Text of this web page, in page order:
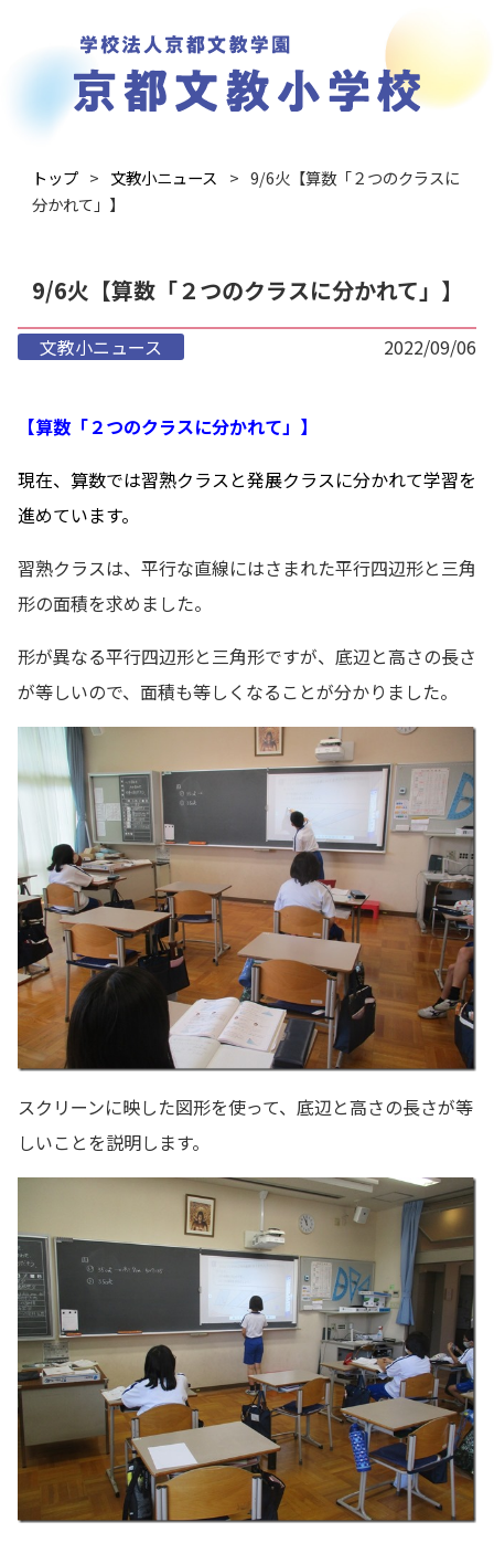
トップ 文教小ニュース
9/6火【算数「２つのクラスに
分かれて」】
9/6火【算数「２つのクラスに分かれて」】
文教小ニュース 2022/09/06
【算数「２つのクラスに分かれて」】
現在、算数では習熟クラスと発展クラスに分かれて学習を
進めています。
習熟クラスは、平行な直線にはさまれた平行四辺形と三角
形の面積を求めました。
形が異なる平行四辺形と三角形ですが、底辺と高さの長さ
が等しいので、面積も等しくなることが分かりました。
スクリーンに映した図形を使って、底辺と高さの長さが等
しいことを説明します。